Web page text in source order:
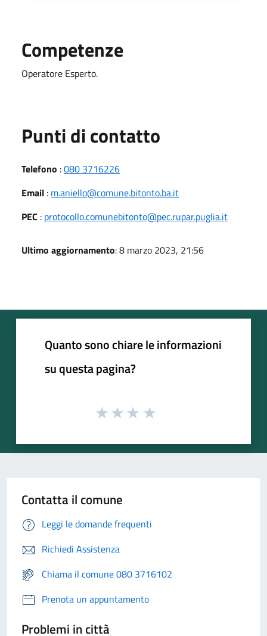
Competenze
Operatore Esperto.
Punti di contatto
Telefono :080 3716226
Email : m.aniello@comune.bitonto.ba.it
PEC : protocollo.comunebitonto@pec.rupar.puglia.it
Ultimo aggiornamento: 8 marzo 2023, 21:56
Quanto sono chiare le informazioni
su questa pagina?
Contatta il comune
Leggi le domande frequenti
Richiedi Assistenza
Chiama il comune 080 3716102
Prenota un appuntamento
Problemi in città